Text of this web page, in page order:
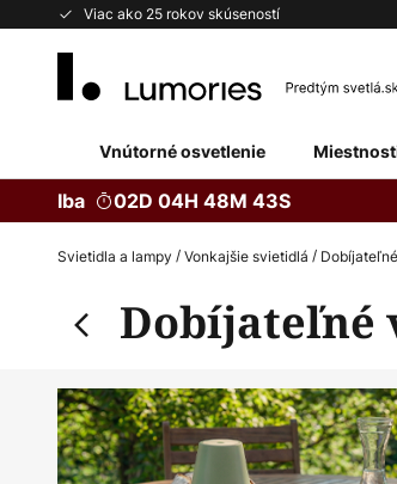
Viac ako 25 rokov skúseností
Skip
Vnútorné osvetlenie
Iba 02D 04H 48M 41S
Svietidla a lampy Vonkajšie svietidlá
Dobíjateľné